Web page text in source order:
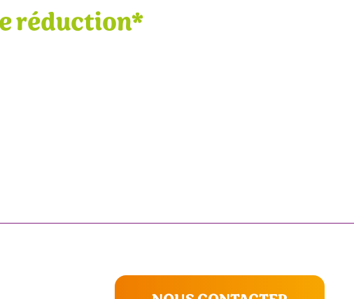
réduction*